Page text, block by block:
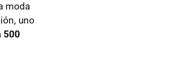
moda
uno
500